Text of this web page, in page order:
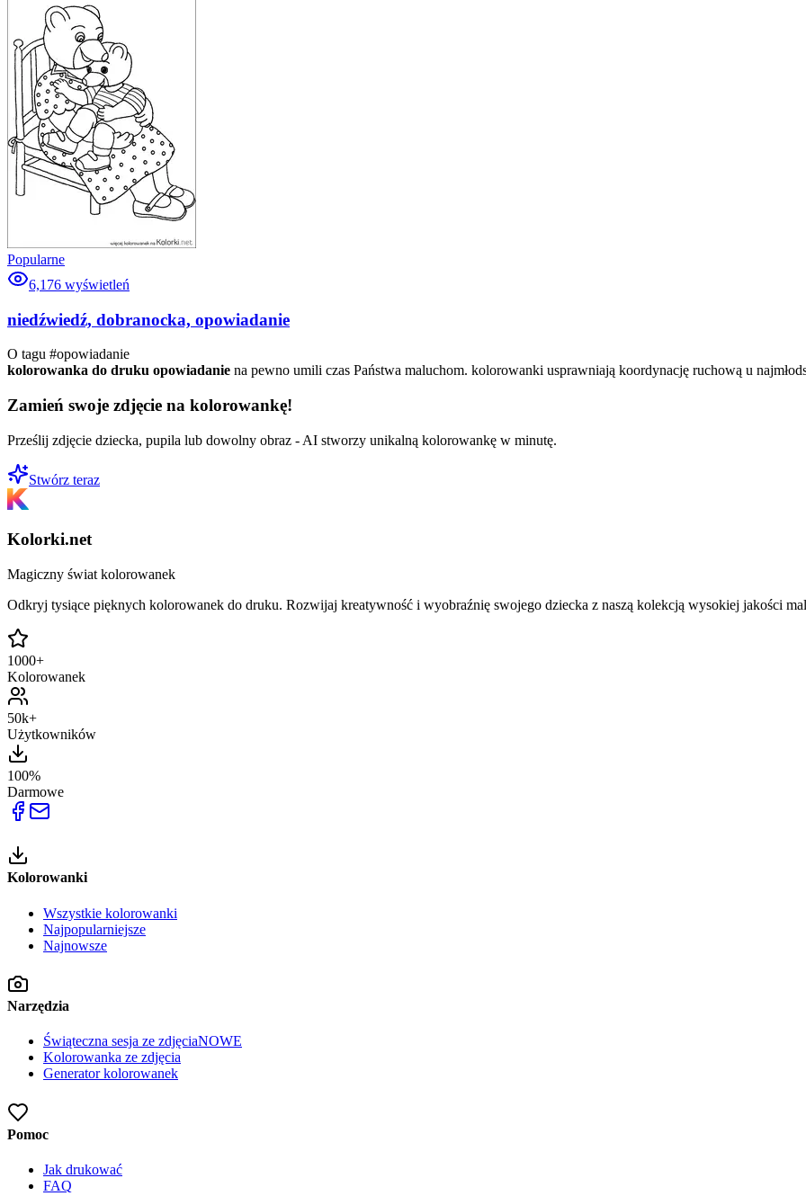
Popularne
6,176 wyświetleń
niedźwiedź, dobranocka, opowiadanie
O tagu #opowiadanie
kolorowanka do druku opowiadanie na pewno umili czas Państwa maluchom. kolorowanki usprawniają koordynację ruchową u
Zamień swoje zdjęcie na kolorowankę!
Prześlij zdjęcie dziecka, pupila lub dowolny obraz - AI stworzy unikalną kolorowankę w minutę.
Stwórz teraz
Kolorki.net
Magiczny świat kolorowanek
Odkryj tysiące pięknych kolorowanek do druku. Rozwijaj kreatywność i wyobraźnię swojego dziecka z naszą kolekcją wysokiej jakości
1000+
Kolorowanek
50k+
Użytkowników
100%
Darmowe
Kolorowanki
Wszystkie kolorowanki
Najpopularniejsze
Najnowsze
Narzędzia
Świąteczna sesja ze zdjęciaNOWE
Kolorowanka ze zdjęcia
Generator kolorowanek
Pomoc
Jak drukować
FAQ